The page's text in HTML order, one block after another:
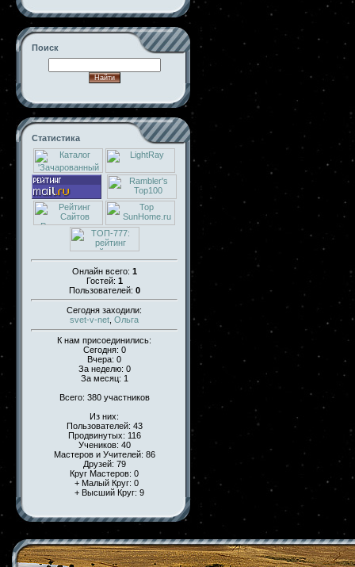
Поиск
Статистика
Онлайн всего: 1
Гостей: 1
Пользователей: 0
Сегодня заходили:
svet-v-net Ольга
К нам присоединились:
Сегодня: 0
Вчера: 0
За неделю: 0
За месяц: 1
Всего: 380 участников
Из них:
Пользователей: 43
Продвинутых: 116
Учеников: 40
Мастеров и Учителей: 86
Друзей: 79
Круг Мастеров: 0
+ Малый Круг: 0
+ Высший Круг: 9